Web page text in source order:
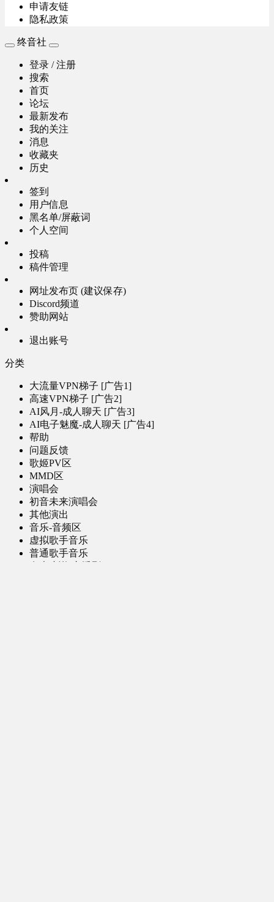
申请友链
隐私政策
终音社
登录 / 注册
搜索
首页
论坛
最新发布
我的关注
消息
收藏夹
历史
签到
用户信息
黑名单/屏蔽词
个人空间
投稿
稿件管理
网址发布页 (建议保存)
Discord频道
赞助网站
退出账号
分类
大流量VPN梯子 [广告1]
高速VPN梯子 [广告2]
AI风月-成人聊天 [广告3]
AI电子魅魔-成人聊天 [广告4]
帮助
问题反馈
歌姬PV区
MMD区
演唱会
初音未来演唱会
其他演出
音乐-音频区
虚拟歌手音乐
普通歌手音乐